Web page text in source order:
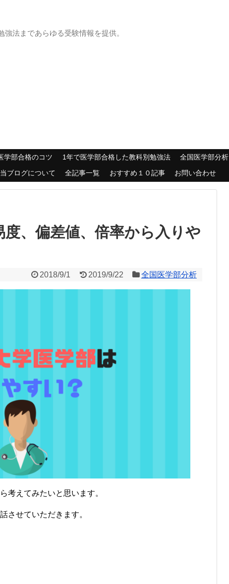
法まであらゆる受験情報を提供。
学部合格のコツ 1年で医学部合格した教科別勉強法 全国医学部分析
当ブログについて 全記事一覧 おすすめ１０記事 お問い合わせ
、偏差値、倍率から入りや
2018/9/1 2019/9/22 全国医学部分析
考えてみたいと思います。
させていただきます。